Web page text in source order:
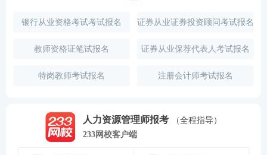
银行从业资格考试考试报名 证券从业证券投资顾问考试报名
教师资格证笔试报名 证券从业保荐代表人考试报名
特岗教师考试报名 注册会计师考试报名
人力资源管理师报考
（全程指导）
233网校客户端